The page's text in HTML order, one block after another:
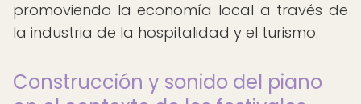
promoviendo la economía local a través de
la industria de la hospitalidad y el turismo.
Construcción y sonido del piano